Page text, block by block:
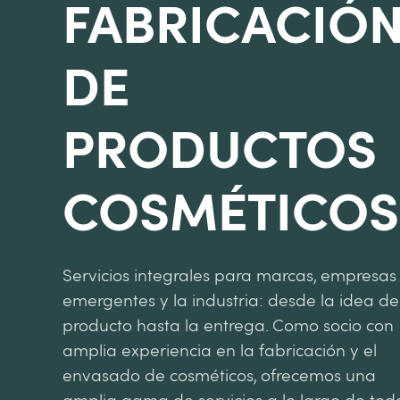
DE
PRODUCTOS
COSMÉTICOS
Servicios integrales para marcas, empresas
emergentes y la industria: desde la idea
producto hasta la entrega. Como socio con
amplia experiencia en la fabricación y el
envasado de cosméticos, ofrecemos una